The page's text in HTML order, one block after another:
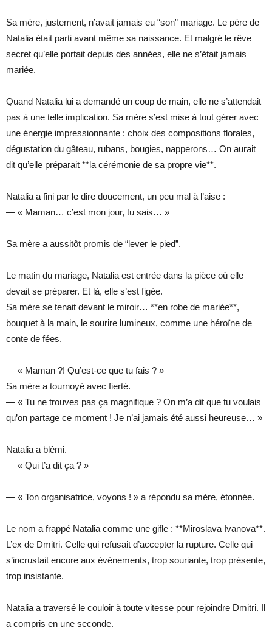
Sa mère, justement, n’avait jamais eu “son” mariage. Le père de
Natalia était parti avant même sa naissance. Et malgré le rêve
secret qu’elle portait depuis des années, elle ne s’était jamais
mariée.
Quand Natalia lui a demandé un coup de main, elle ne s’attendait
pas à une telle implication. Sa mère s’est mise à tout gérer avec
une énergie impressionnante : choix des compositions florales,
dégustation du gâteau, rubans, bougies, napperons… On aurait
dit qu’elle préparait **la cérémonie de sa propre vie**.
Natalia a fini par le dire doucement, un peu mal à l’aise :
— « Maman… c’est mon jour, tu sais… »
Sa mère a aussitôt promis de “lever le pied”.
Le matin du mariage, Natalia est entrée dans la pièce où elle
devait se préparer. Et là, elle s’est figée.
Sa mère se tenait devant le miroir… **en robe de mariée**,
bouquet à la main, le sourire lumineux, comme une héroïne de
conte de fées.
— « Maman ?! Qu’est-ce que tu fais ? »
Sa mère a tournoyé avec fierté.
— « Tu ne trouves pas ça magnifique ? On m’a dit que tu voulais
qu’on partage ce moment ! Je n’ai jamais été aussi heureuse… »
Natalia a blêmi.
— « Qui t’a dit ça ? »
— « Ton organisatrice, voyons ! » a répondu sa mère, étonnée.
Le nom a frappé Natalia comme une gifle : **Miroslava Ivanova**.
L’ex de Dmitri. Celle qui refusait d’accepter la rupture. Celle qui
s’incrustait encore aux événements, trop souriante, trop présente,
trop insistante.
Natalia a traversé le couloir à toute vitesse pour rejoindre Dmitri. Il
a compris en une seconde.